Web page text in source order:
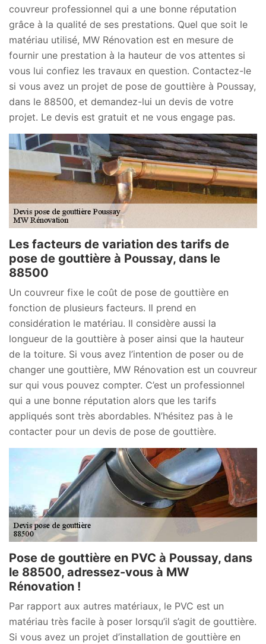
couvreur professionnel qui a une bonne réputation
grâce à la qualité de ses prestations. Quel que soit le
matériau utilisé, MW Rénovation est en mesure de
fournir une prestation à la hauteur de vos attentes si
vous lui confiez les travaux en question. Contactez-le
si vous avez un projet de pose de gouttière à Poussay,
dans le 88500, et demandez-lui un devis de votre
projet. Le devis est gratuit et ne vous engage pas.
Les facteurs de variation des tarifs de
pose de gouttière à Poussay, dans le
88500
Un couvreur fixe le coût de pose de gouttière en
fonction de plusieurs facteurs. Il prend en
considération le matériau. Il considère aussi la
longueur de la gouttière à poser ainsi que la hauteur
de la toiture. Si vous avez l’intention de poser ou de
changer une gouttière, MW Rénovation est un couvreur
sur qui vous pouvez compter. C’est un professionnel
qui a une bonne réputation alors que les tarifs
appliqués sont très abordables. N’hésitez pas à le
contacter pour un devis de pose de gouttière.
Pose de gouttière en PVC à Poussay, dans
le 88500, adressez-vous à MW
Rénovation !
Par rapport aux autres matériaux, le PVC est un
matériau très facile à poser lorsqu’il s’agit de gouttière.
Si vous avez un projet d’installation de gouttière en